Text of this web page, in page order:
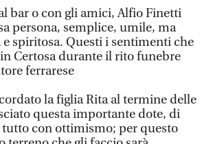
bar o con gli amici, Alfio Finetti
persona, semplice, umile, ma
spiritosa. Questi i sentimenti che
Certosa durante il rito funebre
ferrarese
la figlia Rita al termine delle
questa importante dote, di
con ottimismo; per questo